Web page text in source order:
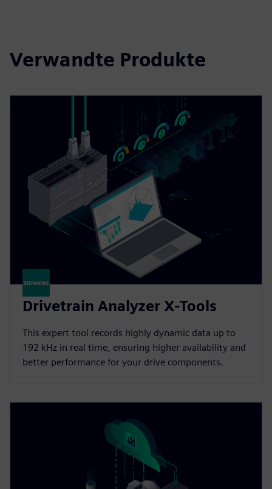
Verwandte Produkte
Drivetrain Analyzer X-Tools
This expert tool records highly dynamic data up to
192 kHz in real time, ensuring higher availability and
better performance for your drive components.